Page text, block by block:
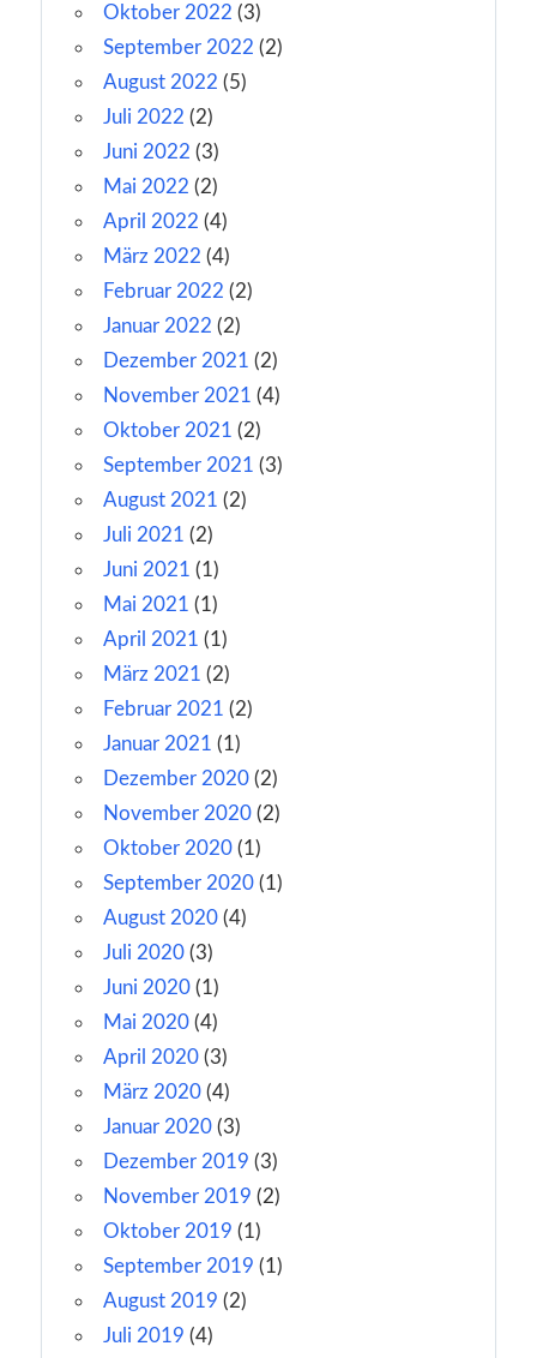
Oktober 2022 (3)
September 2022 (2)
August 2022 (5)
Juli 2022 (2)
Juni 2022 (3)
Mai 2022 (2)
April 2022 (4)
März 2022 (4)
Februar 2022 (2)
Januar 2022 (2)
Dezember 2021 (2)
November 2021 (4)
Oktober 2021 (2)
September 2021 (3)
August 2021 (2)
Juli 2021 (2)
Juni 2021 (1)
Mai 2021 (1)
April 2021 (1)
März 2021 (2)
Februar 2021 (2)
Januar 2021 (1)
Dezember 2020 (2)
November 2020 (2)
Oktober 2020 (1)
September 2020 (1)
August 2020 (4)
Juli 2020 (3)
Juni 2020 (1)
Mai 2020 (4)
April 2020 (3)
März 2020 (4)
Januar 2020 (3)
Dezember 2019 (3)
November 2019 (2)
Oktober 2019 (1)
September 2019 (1)
August 2019 (2)
Juli 2019 (4)